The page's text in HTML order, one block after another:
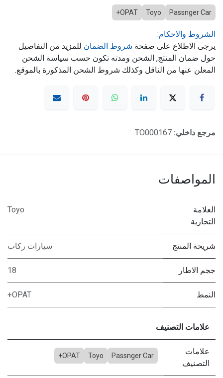
Passnger Car
Toyo
OPAT+
الشروط والاحكام:
يرجى الاطلاع على صفحة شروط الضمان للمزيد من التفاصيل
حول ضمان المنتج, الشحن ومدته تكون حسب سياسة الشحن
المعلن عنها من الناقل وكذلك شروط الشحن المذكورة بالموقع.
مرجع داخلي: TO000167
المواصفات
العلامة
التجارية
Toyo
شريحة المنتج سيارات ركاب
ججم الاطار 18
النمط OPAT+
علامات التصنيف
علامات
التصنيف
Passnger Car
Toyo
OPAT+